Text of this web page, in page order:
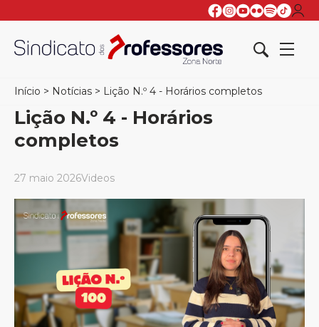
Início > Notícias > Lição N.º 4 - Horários completos
Lição N.º 4 - Horários
completos
27 maio 2026Videos